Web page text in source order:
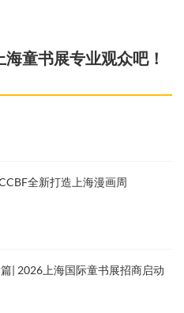
童书展专业观众吧！
全新打造上海漫画周
| 2026上海国际童书展招商启动